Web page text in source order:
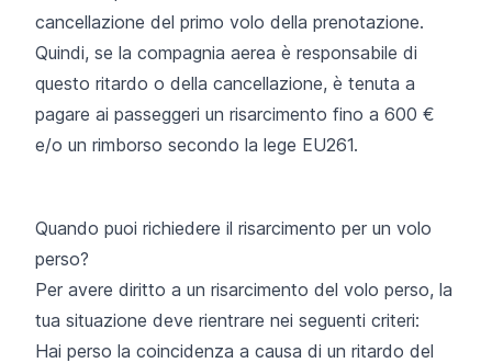
cancellazione del primo volo della prenotazione.
Quindi, se la compagnia aerea è responsabile di
questo ritardo o della cancellazione, è tenuta a
pagare ai passeggeri un risarcimento fino a 600 €
e/o un rimborso secondo la lege EU261.
Quando puoi richiedere il risarcimento per un volo
perso?
Per avere diritto a un risarcimento del volo perso, la
tua situazione deve rientrare nei seguenti criteri:
Hai perso la coincidenza a causa di un ritardo del